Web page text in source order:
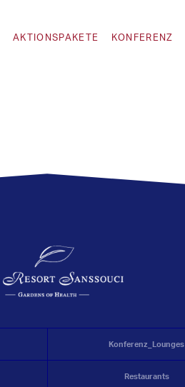
AKTIONSPAKETE KONFERENZ
Konferenz_Lounges
Restaurants